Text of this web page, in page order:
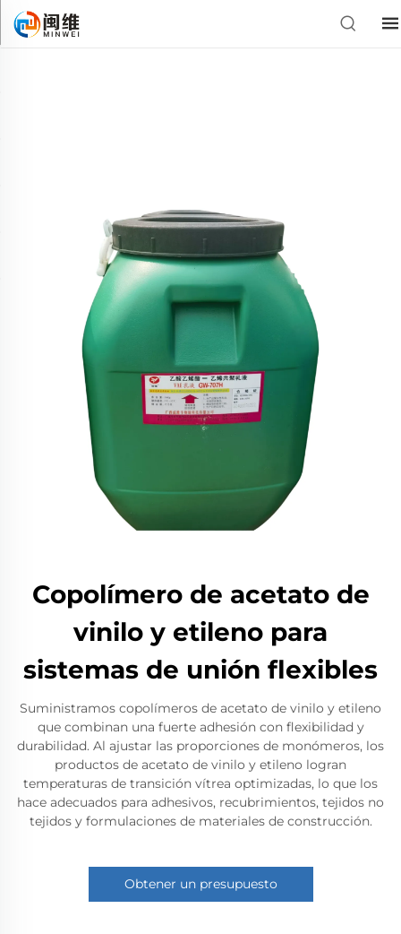
Copolímero de acetato de
vinilo y etileno para
sistemas de unión flexibles
Suministramos copolímeros de acetato de vinilo y etileno
que combinan una fuerte adhesión con flexibilidad y
durabilidad. Al ajustar las proporciones de monómeros, los
productos de acetato de vinilo y etileno logran
temperaturas de transición vítrea optimizadas, lo que los
hace adecuados para adhesivos, recubrimientos, tejidos no
tejidos y formulaciones de materiales de construcción.
Obtener un presupuesto